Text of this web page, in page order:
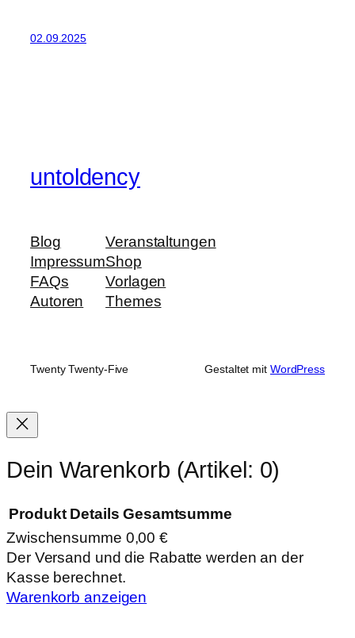
02.09.2025
untoldency
Blog
Impressum
FAQs
Autoren
Veranstaltungen
Shop
Vorlagen
Themes
Twenty Twenty-Five Gestaltet mit WordPress
Dein Warenkorb (Artikel: 0)
Produkte
im
Warenkorb
Produkt Details Gesamtsumme
Zwischensumme 0,00 €
Der Versand und die Rabatte werden an der
Kasse berechnet.
Warenkorb anzeigen